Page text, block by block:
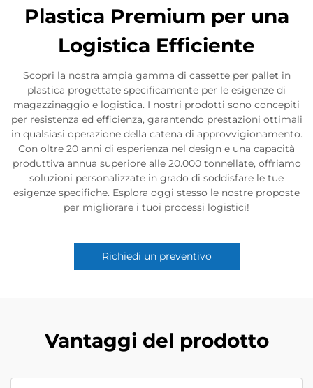
Plastica Premium per una
Logistica Efficiente
Scopri la nostra ampia gamma di cassette per pallet in
plastica progettate specificamente per le esigenze di
magazzinaggio e logistica. I nostri prodotti sono concepiti
per resistenza ed efficienza, garantendo prestazioni ottimali
in qualsiasi operazione della catena di approvvigionamento.
Con oltre 20 anni di esperienza nel design e una capacità
produttiva annua superiore alle 20.000 tonnellate, offriamo
soluzioni personalizzate in grado di soddisfare le tue
esigenze specifiche. Esplora oggi stesso le nostre proposte
per migliorare i tuoi processi logistici!
Richiedi un preventivo
Vantaggi del prodotto